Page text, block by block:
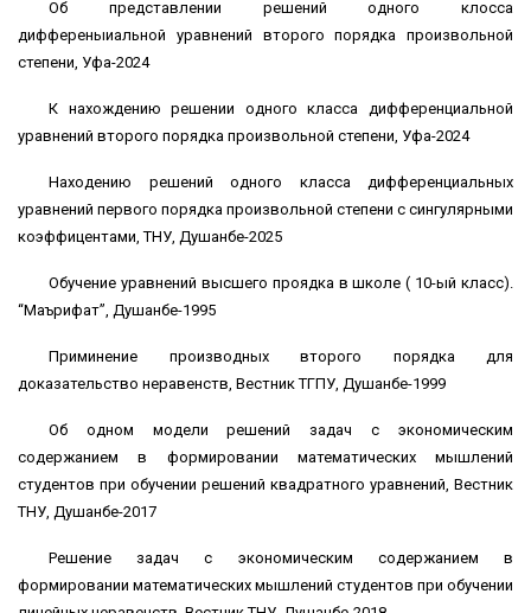
Об представлении решений одного клосса
дифференыиальной уравнений второго порядка произвольной
степени, Уфа-2024
К нахождению решении одного класса дифференциальной
уравнений второго порядка произвольной степени, Уфа-2024
Находению решений одного класса дифференциальных
уравнений первого порядка произвольной степени с сингулярными
коэффицентами, ТНУ, Душанбе-2025
Обучение уравнений высшего проядка в школе ( 10-ый класс).
“Маърифат”, Душанбе-1995
Приминение производных второго порядка для
доказательство неравенств, Вестник ТГПУ, Душанбе-1999
Об одном модели решений задач с экономическим
содержанием в формировании математических мышлений
студентов при обучении решений квадратного уравнений, Вестник
ТНУ, Душанбе-2017
Решение задач с экономическим содержанием в
формировании математических мышлений студентов при обучении